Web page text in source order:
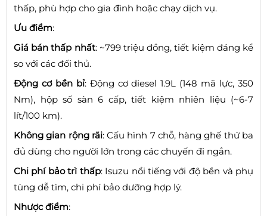
thấp, phù hợp cho gia đình hoặc chạy dịch vụ.
Ưu điểm:
Giá bán thấp nhất: ~799 triệu đồng, tiết kiệm đáng kể
so với các đối thủ.
Động cơ bền bỉ: Động cơ diesel 1.9L (148 mã lực, 350
Nm), hộp số sàn 6 cấp, tiết kiệm nhiên liệu (~6-7
lít/100 km).
Không gian rộng rãi: Cấu hình 7 chỗ, hàng ghế thứ ba
đủ dùng cho người lớn trong các chuyến đi ngắn.
Chi phí bảo trì thấp: Isuzu nổi tiếng với độ bền và phụ
tùng dễ tìm, chi phí bảo dưỡng hợp lý.
Nhược điểm: